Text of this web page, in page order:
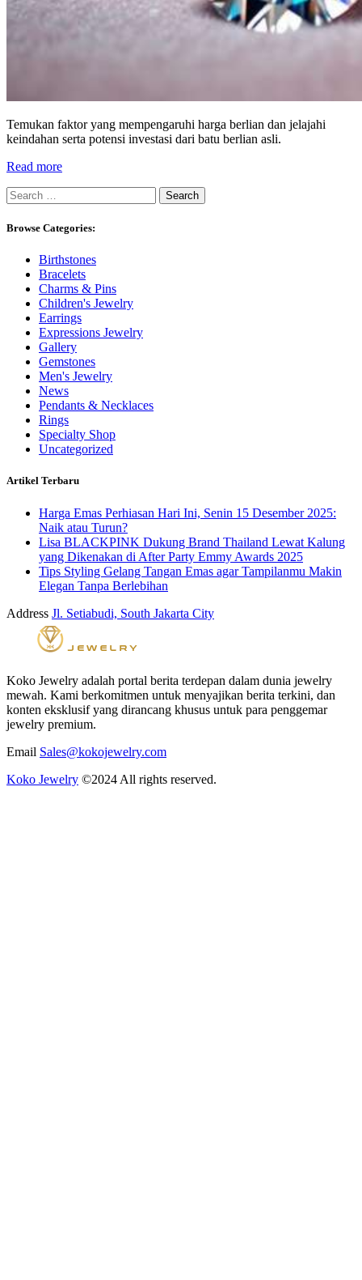
Temukan faktor yang mempengaruhi harga berlian dan jelajahi
keindahan serta potensi investasi dari batu berlian asli.
Read more
Search
for:
Browse Categories:
Birthstones
Bracelets
Charms & Pins
Children's Jewelry
Earrings
Expressions Jewelry
Gallery
Gemstones
Men's Jewelry
News
Pendants & Necklaces
Rings
Specialty Shop
Uncategorized
Artikel Terbaru
Harga Emas Perhiasan Hari Ini, Senin 15 Desember 2025:
Naik atau Turun?
Lisa BLACKPINK Dukung Brand Thailand Lewat Kalung
yang Dikenakan di After Party Emmy Awards 2025
Tips Styling Gelang Tangan Emas agar Tampilanmu Makin
Elegan Tanpa Berlebihan
Address Jl. Setiabudi, South Jakarta City
Koko Jewelry adalah portal berita terdepan dalam dunia jewelry
mewah. Kami berkomitmen untuk menyajikan berita terkini, dan
konten eksklusif yang dirancang khusus untuk para penggemar
jewelry premium.
Email Sales@kokojewelry.com
Koko Jewelry ©2024 All rights reserved.